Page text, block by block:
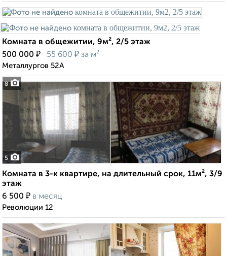
8
Комната в общежитии, 9м², 2/5 этаж
500 000 ₽ 55 600 ₽ за м²
Металлургов 52А
5
Комната в 3-к квартире, на длительный срок, 11м², 3/9
этаж
6 500 ₽ в месяц
Революции 12